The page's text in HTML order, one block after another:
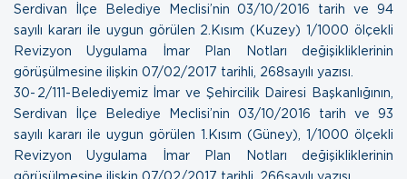
Serdivan İlçe Belediye Meclisi’nin 03/10/2016 tarih ve 94
sayılı kararı ile uygun görülen 2.Kısım (Kuzey) 1/1000 ölçekli
Revizyon Uygulama İmar Plan Notları değişikliklerinin
görüşülmesine ilişkin 07/02/2017 tarihli, 268sayılı yazısı.
30- 2/111-Belediyemiz İmar ve Şehircilik Dairesi Başkanlığının,
Serdivan İlçe Belediye Meclisi’nin 03/10/2016 tarih ve 93
sayılı kararı ile uygun görülen 1.Kısım (Güney), 1/1000 ölçekli
Revizyon Uygulama İmar Plan Notları değişikliklerinin
görüşülmesine ilişkin 07/02/2017 tarihli, 266sayılı yazısı.